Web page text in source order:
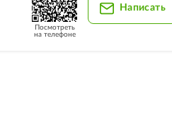
Посмотреть
на телефоне
Написать